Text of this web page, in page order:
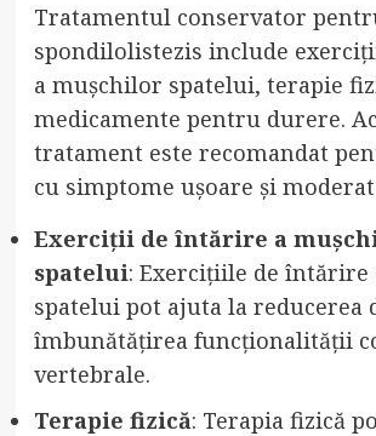
Tratamentul conservator
spondilolistezis include
a mușchilor spatelui, terapie
medicamente pentru durere.
tratament este recomandat
cu simptome ușoare și
Exerciții de întărire a
spatelui: Exercițiile de întărire
spatelui pot ajuta la reducerea
îmbunătățirea funcționalității
vertebrale.
Terapie fizică: Terapia fizică